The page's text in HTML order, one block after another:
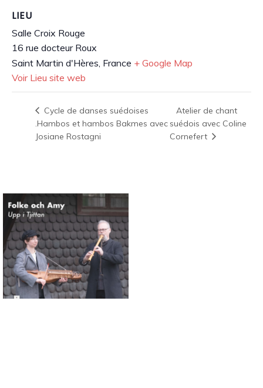
LIEU
Salle Croix Rouge
16 rue docteur Roux
Saint Martin d'Hères France + Google Map
Voir Lieu site web
Cycle de danses suédoises
.Hambos et hambos Bakmes avec
Josiane Rostagni
Atelier de chant
suédois avec Coline
Cornefert